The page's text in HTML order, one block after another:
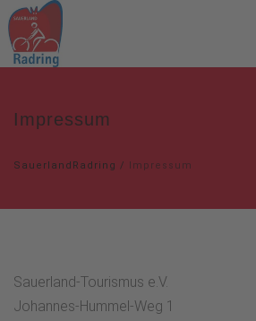
Impressum
SauerlandRadring / Impressum
Sauerland-Tourismus e.V.
Johannes-Hummel-Weg 1